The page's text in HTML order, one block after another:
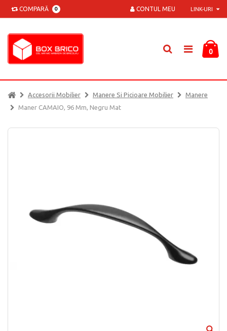
COMPARĂ 0 LINK-URI
CONTUL MEU
0
Accesorii Mobilier Manere Si Picioare Mobilier
Manere
Maner CAMAIO, 96 Mm, Negru Mat